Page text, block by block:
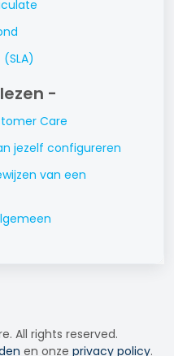
-
Care
jezelf configureren
van een
All rights reserved.
en onze privacy policy.